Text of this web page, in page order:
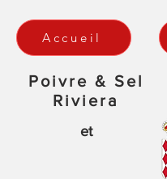
Accueil
Poivre & Sel
Riviera
et